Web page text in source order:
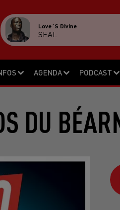
AGENDA PODCAST
Love´s Divine
SEAL
DU